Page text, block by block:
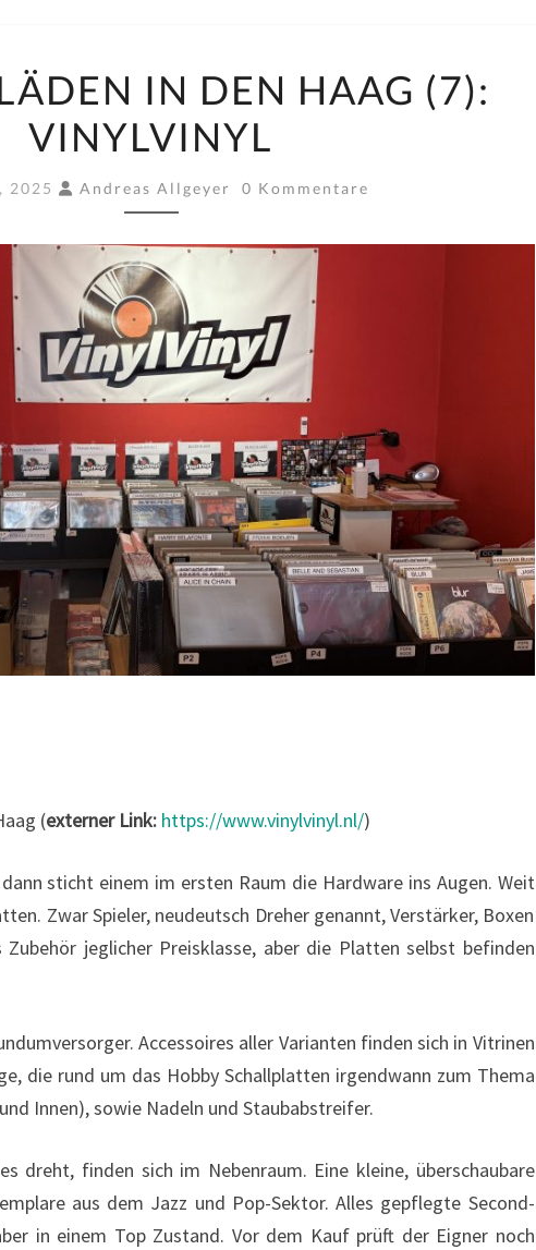
IN
DEN
HAAG
(7):
IN DEN HAAG (7):
VINYLVINYL
2025 Andreas Allgeyer Kommentare
0 Kommentare
(externer Link: https://www.vinylvinyl.nl/)
sticht einem im ersten Raum die Hardware ins Augen. Weit
Zwar Spieler, neudeutsch Dreher genannt, Verstärker, Boxen
jeglicher Preisklasse, aber die Platten selbst befinden
Accessoires aller Varianten finden sich in Vitrinen
die rund um das Hobby Schallplatten irgendwann zum Thema
Innen), sowie Nadeln und Staubabstreifer.
dreht, finden sich im Nebenraum. Eine kleine, überschaubare
aus dem Jazz und Pop-Sektor. Alles gepflegte Second-
in einem Top Zustand. Vor dem Kauf prüft der Eigner noch